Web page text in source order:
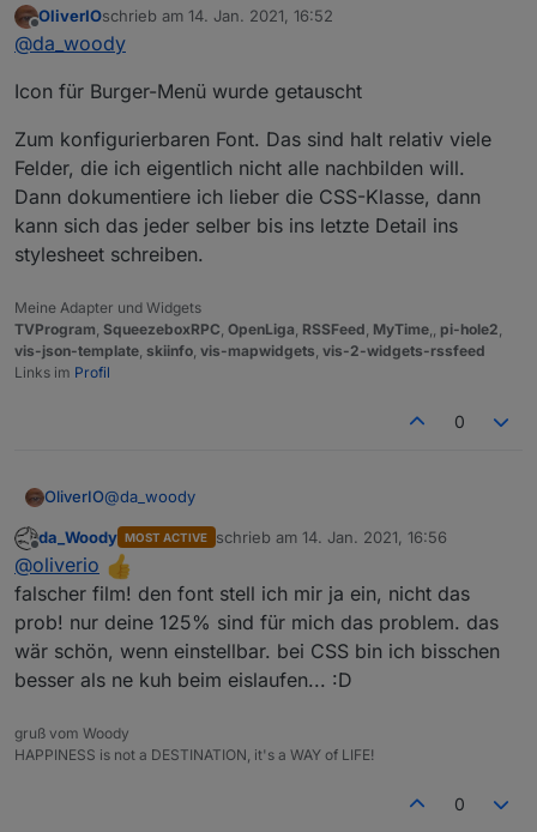
ich glaub, die AW kannst du dir selbst geben! ;)
durch die möglichkeit verschiedener schriftarten,
siehts dann oft anders aus wenn das fix ist. mit
Jura-Demi... und fett siehts schon angenehmer aus.
Offline
OliverIOschrieb am 14. Jan. 2021, 16:52
zuletzt editiert von
@da_woody
Icon für Burger-Menü wurde getauscht
Zum konfigurierbaren Font. Das sind halt relativ viele
Felder, die ich eigentlich nicht alle nachbilden will.
Dann dokumentiere ich lieber die CSS-Klasse, dann
kann sich das jeder selber bis ins letzte Detail ins
stylesheet schreiben.
Meine Adapter und Widgets
TVProgram SqueezeboxRPC OpenLiga RSSFeed MyTime pi-hole2
vis-json-template skiinfo vis-mapwidgets vis-2-widgets-rssfeed
Links im Profil
0
OliverIO@da_woody
Icon für Burger-Menü wurde getauscht
Zum konfigurierbaren Font. Das sind halt relativ viele
Felder, die ich eigentlich nicht alle nachbilden will.
Dann dokumentiere ich lieber die CSS-Klasse, dann
kann sich das jeder selber bis ins letzte Detail ins
stylesheet schreiben.
Offline
da_Woody MOST ACTIVE schrieb am 14. Jan. 2021, 16:56
zuletzt editiert von
@oliverio
falscher film! den font stell ich mir ja ein, nicht das
prob! nur deine 125% sind für mich das problem. das
wär schön, wenn einstellbar. bei CSS bin ich bisschen
besser als ne kuh beim eislaufen... :D
gruß vom Woody
HAPPINESS is not a DESTINATION, it's a WAY of LIFE!
0